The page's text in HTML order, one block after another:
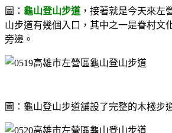
圖： 龜山登山步道 ，接著就是今天來左
山步道有幾個入口，其中之一是眷村文
旁邊。
圖：龜山登山步道舖設了完整的木棧步